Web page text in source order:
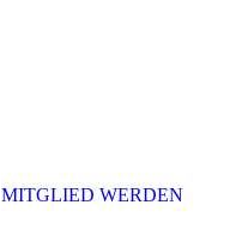
MITGLIED WERDEN